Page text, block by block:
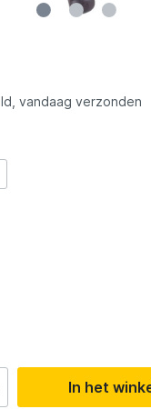
vandaag verzonden
In het